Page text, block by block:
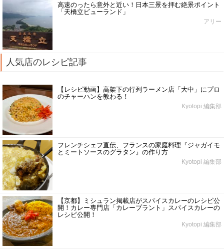
高速のったら意外と近い！日本三景を拝む絶景ポイント
「天橋立ビューランド」
アリー
人気店のレシピ記事
【レシピ動画】高架下の行列ラーメン店「大中」にプロ
のチャーハンを教わる！
Kyotopi 編集部
フレンチシェフ直伝、フランスの家庭料理『ジャガイモ
とミートソースのグラタン』の作り方
Kyotopi 編集部
【京都】ミシュラン掲載店がスパイスカレーのレシピ公
開！カレー専門店「カレープラント」スパイスカレーの
レシピ公開！
Kyotopi 編集部